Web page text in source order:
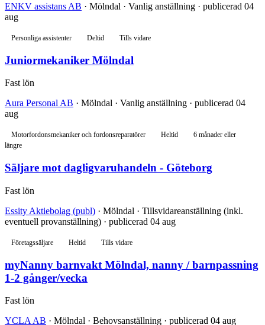
ENKV assistans AB · Mölndal · Vanlig anställning · publicerad 04
aug
Personliga assistenter Deltid Tills vidare
Juniormekaniker Mölndal
Fast lön
Aura Personal AB · Mölndal · Vanlig anställning · publicerad 04
aug
Motorfordonsmekaniker och fordonsreparatörer Heltid
6 månader eller
längre
Säljare mot dagligvaruhandeln - Göteborg
Fast lön
Essity Aktiebolag (publ) · Mölndal · Tillsvidareanställning (inkl.
eventuell provanställning) · publicerad 04 aug
Företagssäljare Heltid Tills vidare
myNanny barnvakt Mölndal, nanny / barnpassning
1-2 gånger/vecka
Fast lön
YCLA AB · Mölndal · Behovsanställning · publicerad 04 aug